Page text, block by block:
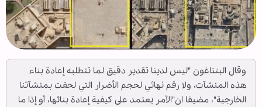
وقال البنتاغون "ليس لدينا تقدير دقيق لما تتطلبه إعادة بناء
هذه المنشآت، ولا رقم نهائي لحجم الأضرار التي لحقت بمنشآتنا
الخارجية"، مضيفا ان"الأمر يعتمد على كيفية إعادة بنائها، أو إذا ما